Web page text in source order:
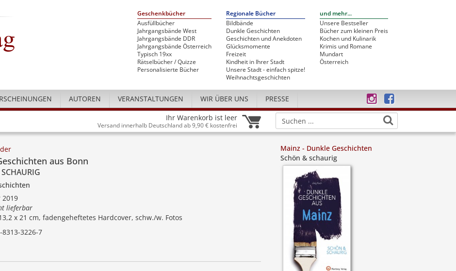
Geschenkbücher
Ausfüllbücher
Jahrgangsbände West
Jahrgangsbände DDR
Jahrgangsbände Österreich
Typisch 19xx
Rätselbücher / Quizze
Personalisierte Bücher
Regionale Bücher
Bildbände
Dunkle Geschichten
Geschichten und Anekdoten
Glücksmomente
Freizeit
Kindheit in Ihrer Stadt
Unsere Stadt - einfach spitze!
Weihnachtsgeschichten
und mehr...
Unsere Bestseller
Bücher zum kleinen Preis
Kochen und Kulinarik
Krimis und Romane
Mundart
Österreich
AUTOREN VERANSTALTUNGEN WIR ÜBER UNS PRESSE
Ihr Warenkorb ist leer
Versand innerhalb Deutschland ab 9,90 € kostenfrei
aus Bonn
2019
lieferbar
x 21 cm, fadengeheftetes Hardcover, schw./w. Fotos
8313-3226-7
Mainz - Dunkle Geschichten
Schön & schaurig